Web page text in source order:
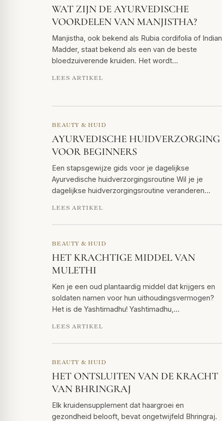
WAT ZIJN DE AYURVEDISCHE
VOORDELEN VAN MANJISTHA?
Manjistha, ook bekend als Rubia cordifolia of Indian
Madder, staat bekend als een van de beste
bloedzuiverende kruiden. Het wordt…
LEES ARTIKEL
BEAUTY & HUID
AYURVEDISCHE HUIDVERZORGING
VOOR BEGINNERS
Een stapsgewijze gids voor je dagelijkse
Ayurvedische huidverzorgingsroutine Wil je je
dagelijkse huidverzorgingsroutine veranderen…
LEES ARTIKEL
BEAUTY & HUID
HET KRACHTIGE MIDDEL VAN
MULETHI
Ken je een oud plantaardig middel dat krijgers en
soldaten namen voor hun uithoudingsvermogen?
Het is de Yashtimadhu! Yashtimadhu,…
LEES ARTIKEL
BEAUTY & HUID
HET ONTSLUITEN VAN DE KRACHT
VAN BHRINGRAJ
Elk kruidensupplement dat haargroei en
gezondheid belooft, bevat ongetwijfeld Bhringraj.